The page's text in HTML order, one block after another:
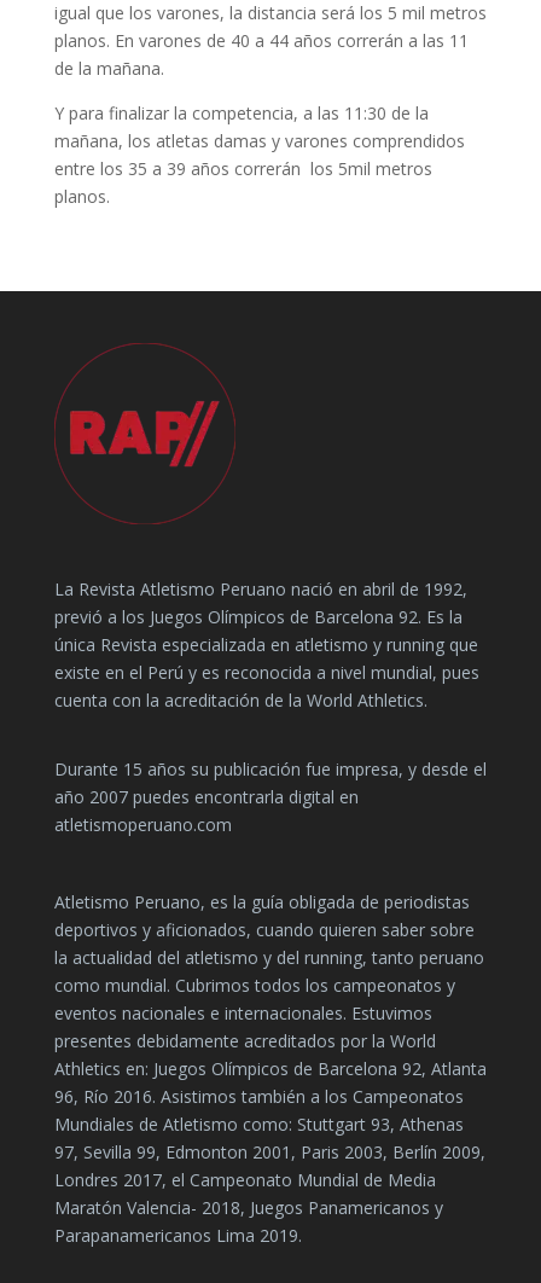
igual que los varones, la distancia será los 5 mil metros
planos. En varones de 40 a 44 años correrán a las 11
de la mañana.
Y para finalizar la competencia, a las 11:30 de la
mañana, los atletas damas y varones comprendidos
entre los 35 a 39 años correrán los 5mil metros
planos.
La Revista Atletismo Peruano nació en abril de 1992,
previó a los Juegos Olímpicos de Barcelona 92. Es la
única Revista especializada en atletismo y running que
existe en el Perú y es reconocida a nivel mundial, pues
cuenta con la acreditación de la World Athletics.
Durante 15 años su publicación fue impresa, y desde el
año 2007 puedes encontrarla digital en
atletismoperuano.com
Atletismo Peruano, es la guía obligada de periodistas
deportivos y aficionados, cuando quieren saber sobre
la actualidad del atletismo y del running, tanto peruano
como mundial. Cubrimos todos los campeonatos y
eventos nacionales e internacionales. Estuvimos
presentes debidamente acreditados por la World
Athletics en: Juegos Olímpicos de Barcelona 92, Atlanta
96, Río 2016. Asistimos también a los Campeonatos
Mundiales de Atletismo como: Stuttgart 93, Athenas
97, Sevilla 99, Edmonton 2001, Paris 2003, Berlín 2009,
Londres 2017, el Campeonato Mundial de Media
Maratón Valencia- 2018, Juegos Panamericanos y
Parapanamericanos Lima 2019.